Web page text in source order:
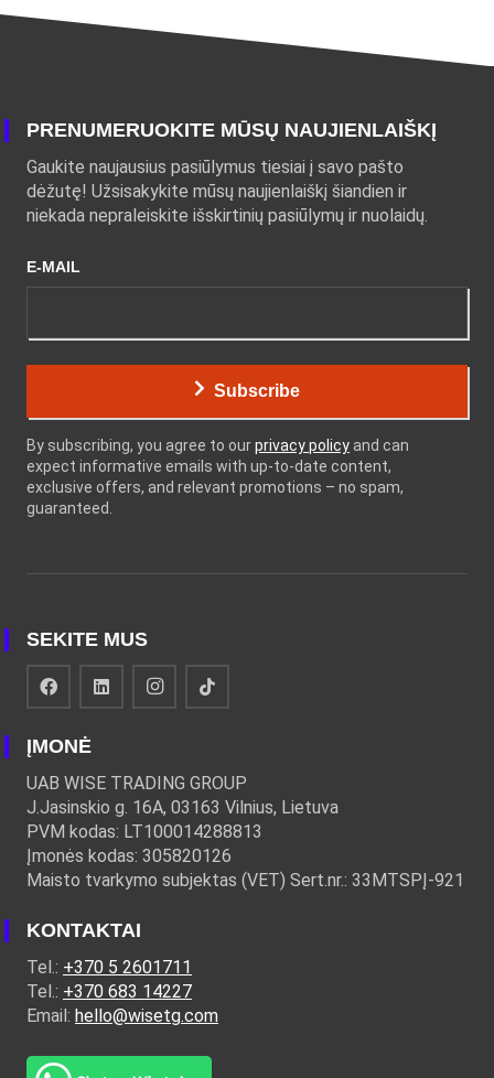
PRENUMERUOKITE MŪSŲ NAUJIENLAIŠKĮ
Gaukite naujausius pasiūlymus tiesiai į savo pašto
dėžutę! Užsisakykite mūsų naujienlaiškį šiandien ir
niekada nepraleiskite išskirtinių pasiūlymų ir nuolaidų.
E-MAIL
Subscribe
By subscribing, you agree to ourprivacy policy and can
expect informative emails with up-to-date content,
exclusive offers, and relevant promotions – no spam,
guaranteed.
SEKITE MUS
ĮMONĖ
UAB WISE TRADING GROUP
J.Jasinskio g. 16A, 03163 Vilnius, Lietuva
PVM kodas: LT100014288813
Įmonės kodas: 305820126
Maisto tvarkymo subjektas (VET) Sert.nr.: 33MTSPĮ-921
KONTAKTAI
Tel.: +370 5 2601711
Tel.: +370 683 14227
Email: hello@wisetg.com